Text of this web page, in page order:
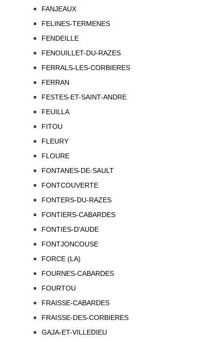
FANJEAUX
FELINES-TERMENES
FENDEILLE
FENOUILLET-DU-RAZES
FERRALS-LES-CORBIERES
FERRAN
FESTES-ET-SAINT-ANDRE
FEUILLA
FITOU
FLEURY
FLOURE
FONTANES-DE-SAULT
FONTCOUVERTE
FONTERS-DU-RAZES
FONTIERS-CABARDES
FONTIES-D'AUDE
FONTJONCOUSE
FORCE (LA)
FOURNES-CABARDES
FOURTOU
FRAISSE-CABARDES
FRAISSE-DES-CORBIERES
GAJA-ET-VILLEDIEU